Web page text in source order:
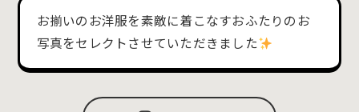
お揃いのお洋服を素敵に着こなすおふたりのお
写真をセレクトさせていただきました